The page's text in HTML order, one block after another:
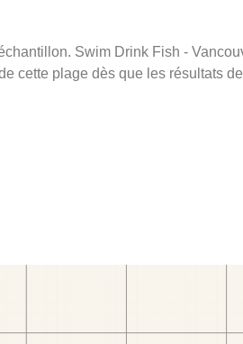
Swim Drink Fish -
cette plage dès que les résultats